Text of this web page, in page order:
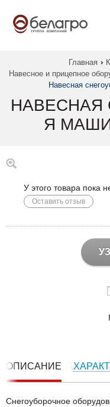
Главная
Навесное и прицепное
Навесная
НАВЕСНАЯ
Я
У этого товара пока
Оставить отзыв
ОПИСАНИЕ
Снегоуборочное